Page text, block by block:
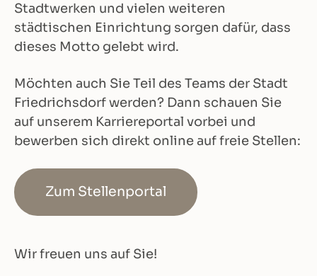
Stadtwerken und vielen weiteren
städtischen Einrichtung sorgen dafür, dass
dieses Motto gelebt wird.
Möchten auch Sie Teil des Teams der Stadt
Friedrichsdorf werden? Dann schauen Sie
auf unserem Karriereportal vorbei und
bewerben sich direkt online auf freie Stellen:
Zum Stellenportal
Wir freuen uns auf Sie!